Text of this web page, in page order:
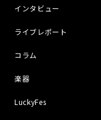
インタビュー
ライブレポート
コラム
楽器
LuckyFes